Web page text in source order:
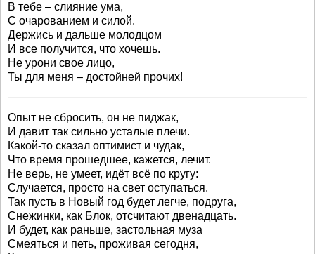
В тебе – слияние ума,
С очарованием и силой.
Держись и дальше молодцом
И все получится, что хочешь.
Не урони свое лицо,
Ты для меня – достойней прочих!
Опыт не сбросить, он не пиджак,
И давит так сильно усталые плечи.
Какой-то сказал оптимист и чудак,
Что время прошедшее, кажется, лечит.
Не верь, не умеет, идёт всё по кругу:
Случается, просто на свет оступаться.
Так пусть в Новый год будет легче, подруга,
Снежинки, как Блок, отсчитают двенадцать.
И будет, как раньше, застольная муза
Смеяться и петь, проживая сегодня,